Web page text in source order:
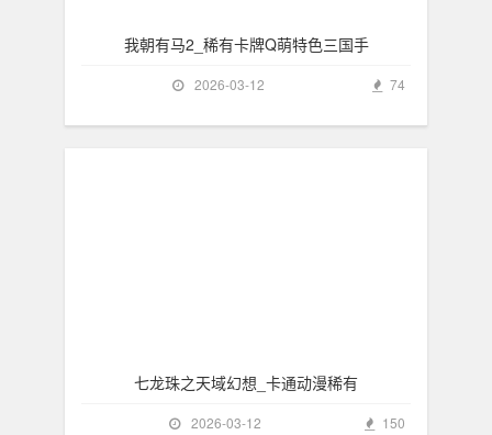
我朝有马2_稀有卡牌Q萌特色三国手
2026-03-12 74
七龙珠之天域幻想_卡通动漫稀有
2026-03-12 150